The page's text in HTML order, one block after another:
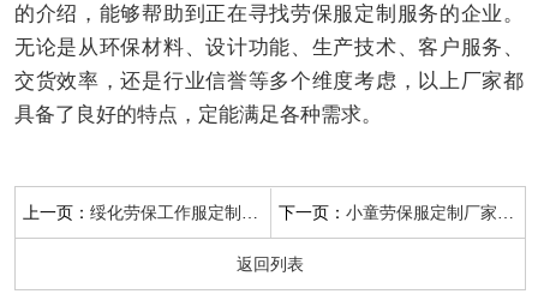
的介绍，能够帮助到正在寻找劳保服定制服务的企业。
无论是从环保材料、设计功能、生产技术、客户服务、
交货效率，还是行业信誉等多个维度考虑，以上厂家都
具备了良好的特点，定能满足各种需求。
上一页：绥化劳保工作服定制厂家 下一页：小童劳保服定制厂家电话
返回列表